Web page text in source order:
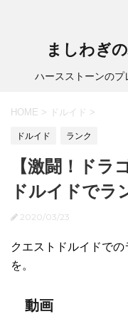
ましわぎ
ハースストーンのプ
HOME > ドルイド >
ドルイド ランク
【激闘！ドラ
ドルイドでラ
2020/03/23
クエストドルイドで
を。
動画